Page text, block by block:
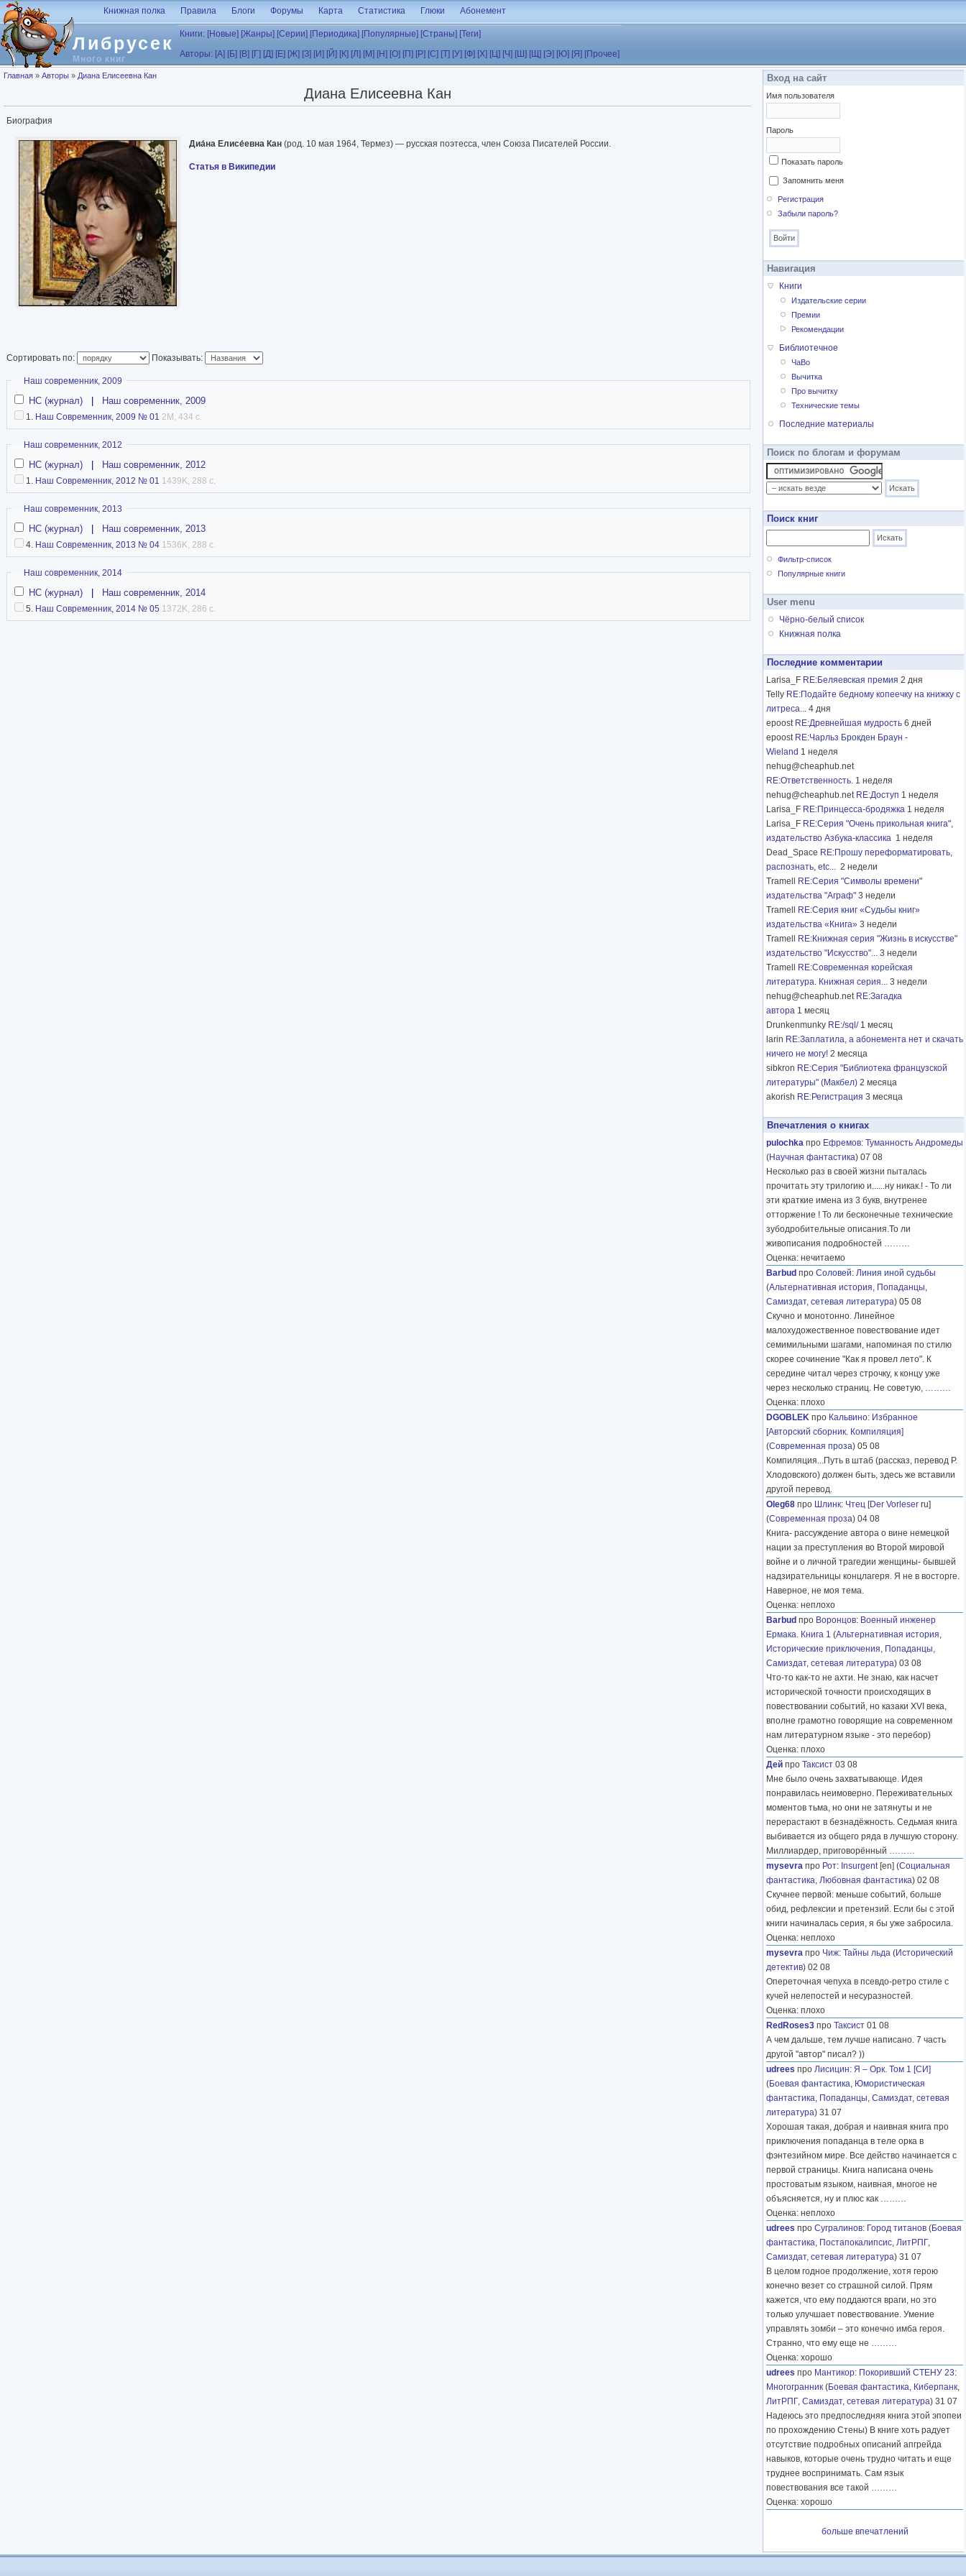
Перейти к основному содержанию
Либрусек
Много книг
Книжная полка Правила Блоги Форумы Карта Статистика Глюки Абонемент
Книги: [Новые] [Жанры] [Серии] [Периодика] [Популярные] [Страны] [Теги]
Авторы: [А] [Б] [В] [Г] [Д] [Е] [Ж] [З] [И] [Й] [К] [Л] [М] [Н] [О] [П] [Р] [С] [Т] [У] [Ф] [Х] [Ц] [Ч] [Ш] [Щ] [Э] [Ю] [Я] [Прочее]
Вы здесь
Главная » Авторы » Диана Елисеевна Кан
Диана Елисеевна Кан
Биография
Диа́на Елисе́евна Кан (род. 10 мая 1964, Термез) — русская поэтесса, член Союза Писателей России.
Статья в Википедии
Сортировать по: Показывать:
Скрыть
Наш современник, 2009
НС (журнал) Наш современник, 2009
1. Наш Современник, 2009 № 01 2M, 434 с.
Скрыть
Наш современник, 2012
НС (журнал) Наш современник, 2012
1. Наш Современник, 2012 № 01 1439K, 288 с.
Скрыть
Наш современник, 2013
НС (журнал) Наш современник, 2013
4. Наш Современник, 2013 № 04 1536K, 288 с.
Скрыть
Наш современник, 2014
НС (журнал) Наш современник, 2014
5. Наш Современник, 2014 № 05 1372K, 286 с.
Вход на сайт
Имя пользователя
Пароль
Показать пароль
Запомнить меня
Регистрация
Забыли пароль?
Навигация
Книги
Издательские серии
Премии
Рекомендации
Библиотечное
ЧаВо
Вычитка
Про вычитку
Технические темы
Последние материалы
Поиск по блогам и форумам
Поиск книг
Фильтр-список
Популярные книги
User menu
Чёрно-белый список
Книжная полка
Последние комментарии
Larisa_F RE:Беляевская премия 2 дня
Telly RE:Подайте бедному копеечку на книжку с
литреса... 4 дня
epoost RE:Древнейшая мудрость 6 дней
epoost RE:Чарльз Брокден Браун -
Wieland 1 неделя
nehug@cheaphub.net
RE:Ответственность. 1 неделя
nehug@cheaphub.net RE:Доступ 1 неделя
Larisa_F RE:Принцесса-бродяжка 1 неделя
Larisa_F RE:Серия "Очень прикольная книга",
издательство Азбука-классика 1 неделя
Dead_Space RE:Прошу переформатировать,
распознать, etc... 2 недели
Tramell
RE:Серия "Символы времени"
издательства "Аграф" 3 недели
Tramell
RE:Серия книг «Судьбы книг»
издательства «Книга» 3 недели
Tramell
RE:Книжная серия "Жизнь в искусстве"
издательство "Искусство"... 3 недели
Tramell
RE:Современная корейская
литература. Книжная серия... 3 недели
nehug@cheaphub.net RE:Загадка
автора 1 месяц
Drunkenmunky RE:/sql/ 1 месяц
larin RE:Заплатила, а абонемента нет и скачать
ничего не могу! 2 месяца
sibkron RE:Серия "Библиотека французской
литературы" (Макбел) 2 месяца
akorish RE:Регистрация 3 месяца
Впечатления о книгах
pulochka про Ефремов: Туманность Андромеды
(Научная фантастика) 07 08
Несколько раз в своей жизни пыталась
прочитать эту трилогию и......ну никак.! - То ли
эти краткие имена из 3 букв, внутренее
отторжение ! То ли бесконечные технические
зубодробительные описания.То ли
живописания подробностей ………
Оценка: нечитаемо
Barbud про Соловей: Линия иной судьбы
(Альтернативная история, Попаданцы,
Самиздат, сетевая литература) 05 08
Скучно и монотонно. Линейное
малохудожественное повествование идет
семимильными шагами, напоминая по стилю
скорее сочинение "Как я провел лето". К
середине читал через строчку, к концу уже
через несколько страниц. Не советую, ………
Оценка: плохо
DGOBLEK про Кальвино: Избранное
[Авторский сборник. Компиляция]
(Современная проза) 05 08
Компиляция...Путь в штаб (рассказ, перевод Р.
Хлодовского) должен быть, здесь же вставили
другой перевод.
Oleg68 про Шлинк: Чтец [Der Vorleser ru]
(Современная проза) 04 08
Книга- рассуждение автора о вине немецкой
нации за преступления во Второй мировой
войне и о личной трагедии женщины- бывшей
надзирательницы концлагеря. Я не в восторге.
Наверное, не моя тема.
Оценка: неплохо
Barbud про Воронцов: Военный инженер
Ермака. Книга 1 (Альтернативная история,
Исторические приключения, Попаданцы,
Самиздат, сетевая литература) 03 08
Что-то как-то не ахти. Не знаю, как насчет
исторической точности происходящих в
повествовании событий, но казаки XVI века,
вполне грамотно говорящие на современном
нам литературном языке - это перебор)
Оценка: плохо
Дей про Таксист 03 08
Мне было очень захватывающе. Идея
понравилась неимоверно. Переживательных
моментов тьма, но они не затянуты и не
перерастают в безнадёжность. Седьмая книга
выбивается из общего ряда в лучшую сторону.
Миллиардер, приговорённый ………
mysevra про Рот: Insurgent[en] (Социальная
фантастика, Любовная фантастика) 02 08
Скучнее первой: меньше событий, больше
обид, рефлексии и претензий. Если бы с этой
книги начиналась серия, я бы уже забросила.
Оценка: неплохо
mysevra про Чиж: Тайны льда (Исторический
детектив) 02 08
Опереточная чепуха в псевдо-ретро стиле с
кучей нелепостей и несуразностей.
Оценка: плохо
RedRoses3 про Таксист 01 08
А чем дальше, тем лучше написано. 7 часть
другой "автор" писал? ))
udrees про Лисицин: Я – Орк. Том 1 [СИ]
(Боевая фантастика, Юмористическая
фантастика, Попаданцы, Самиздат, сетевая
литература) 31 07
Хорошая такая, добрая и наивная книга про
приключения попаданца в теле орка в
фэнтезийном мире. Все действо начинается с
первой страницы. Книга написана очень
простоватым языком, наивная, многое не
объясняется, ну и плюс как ………
Оценка: неплохо
udrees про Сугралинов: Город титанов (Боевая
фантастика, Постапокалипсис, ЛитРПГ,
Самиздат, сетевая литература) 31 07
В целом годное продолжение, хотя герою
конечно везет со страшной силой. Прям
кажется, что ему поддаются враги, но это
только улучшает повествование. Умение
управлять зомби – это конечно имба героя.
Странно, что ему еще не ………
Оценка: хорошо
udrees про Мантикор: Покоривший СТЕНУ 23:
Многогранник (Боевая фантастика, Киберпанк,
ЛитРПГ, Самиздат, сетевая литература) 31 07
Надеюсь это предпоследняя книга этой эпопеи
по прохождению Стены) В книге хоть радует
отсутствие подробных описаний апгрейда
навыков, которые очень трудно читать и еще
труднее воспринимать. Сам язык
повествования все такой ………
Оценка: хорошо
больше впечатлений